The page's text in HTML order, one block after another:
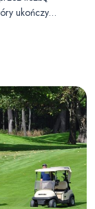
ukończy…